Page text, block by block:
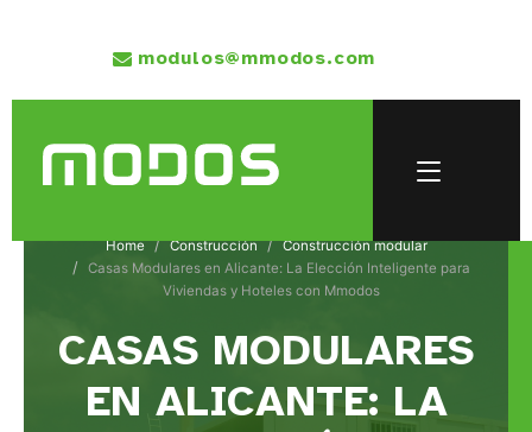
modulos@mmodos.com
Home Construcción
Construcción modular
Casas Modulares en Alicante: La Elección Inteligente para
Viviendas y Hoteles con Mmodos
CASAS MODULARES
EN ALICANTE: LA